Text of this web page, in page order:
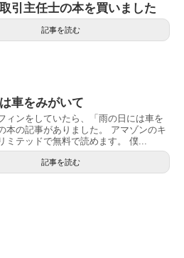
引主任士の本を買いました
記事を読む
車をみがいて
ィンをしていたら、「雨の日には車を
本の記事がありました。 アマゾンのキ
ミテッドで無料で読めます。 僕...
記事を読む